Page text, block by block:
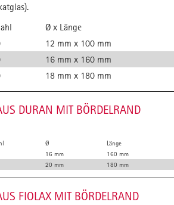
Ø x Länge
12 mm x 100 mm
16 mm x 160 mm
18 mm x 180 mm
DURAN MIT BÖRDELRAND
Ø Länge
16 mm 160 mm
20 mm 180 mm
FIOLAX MIT BÖRDELRAND